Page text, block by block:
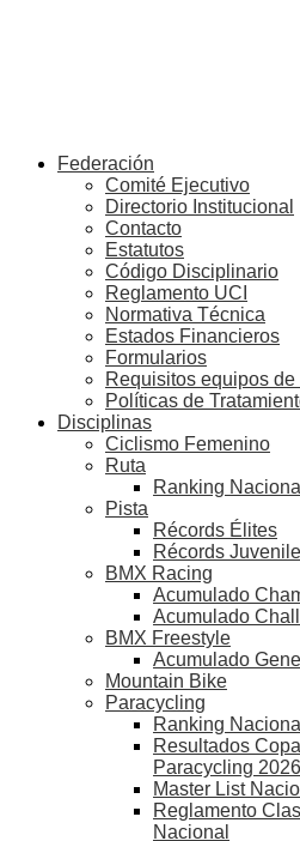
Federación
Comité Ejecutivo
Directorio Institucional
Contacto
Estatutos
Código Disciplinario
Reglamento UCI
Normativa Técnica
Estados Financieros
Formularios
Requisitos equipos de
Políticas de
Disciplinas
Ciclismo Femenino
Ruta
Ranking
Pista
Récords Élites
Récords
BMX Racing
Acumulado
Acumulado
BMX Freestyle
Acumulado
Mountain Bike
Paracycling
Ranking
Resultados
Paracycling 2026
Master List
Reglamento
Nacional